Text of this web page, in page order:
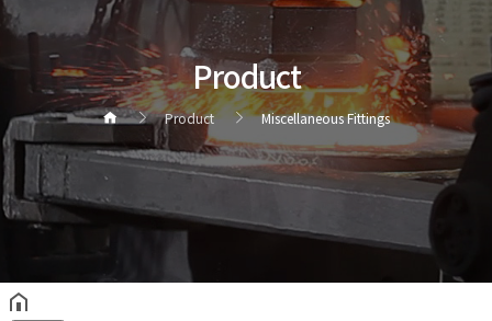
Product
Product Miscellaneous Fittings
헤더설정